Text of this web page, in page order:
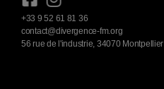
+33 9 52 61 81 36
contact@divergence-fm.org
56 rue de l'industrie, 34070 Montpellier